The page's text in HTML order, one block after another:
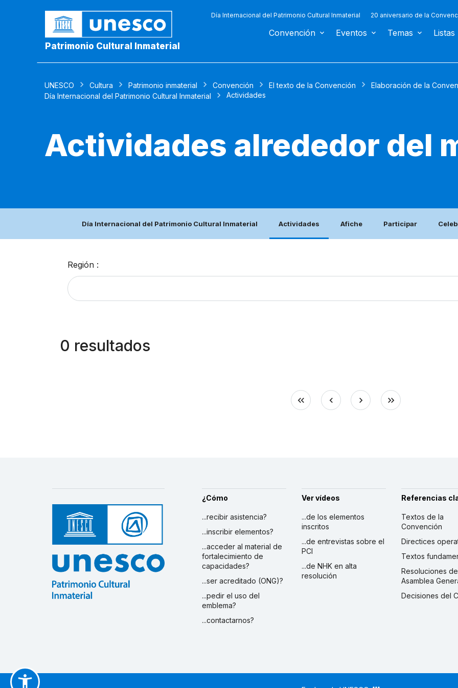
Patrimonio Cultural Inmaterial
Día Internacional del Patrimonio Cultural Inmaterial 20 aniversario de la
Convención Eventos Temas Listas
UNESCO Cultura Patrimonio inmaterial Convención El texto de la Convención
Elaboración de la
Día Internacional del Patrimonio Cultural Inmaterial
Actividades
Actividades alrededor del
Día Internacional del Patrimonio Cultural Inmaterial Actividades Afiche Participar
Región :
0 resultados
¿Cómo
...recibir asistencia?
...inscribir elementos?
...acceder al material de
fortalecimiento de
capacidades?
...ser acreditado (ONG)?
...pedir el uso del
emblema?
...contactarnos?
Ver vídeos
...de los elementos
inscritos
...de entrevistas sobre el
PCI
...de NHK en alta
resolución
Referencias
Textos de la
Convención
Directices
Textos
Resoluciones
Asamblea
Decisiones del